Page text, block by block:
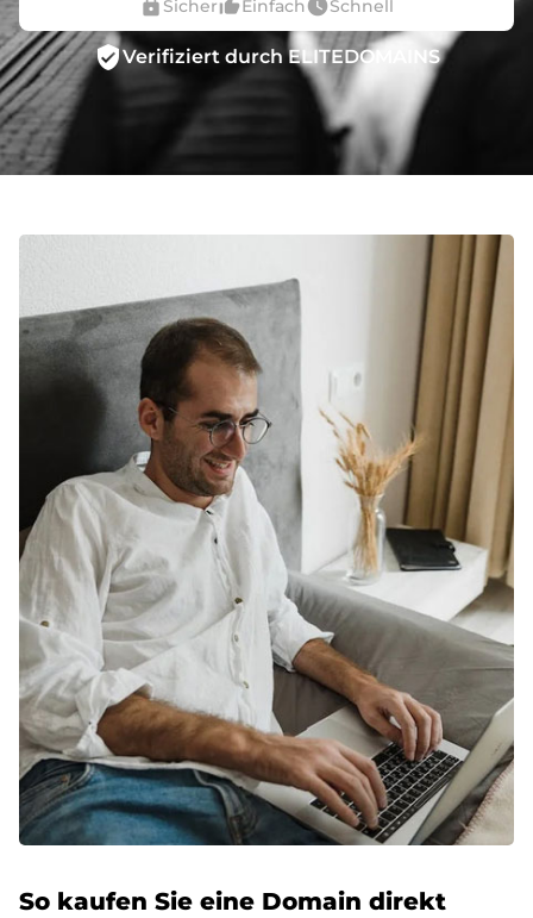
lock Sicherthumb_up_altEinfachwatch_laterSchnell
verified_userVerifiziert durch ELITEDOMAINS
So kaufen Sie eine Domain direkt